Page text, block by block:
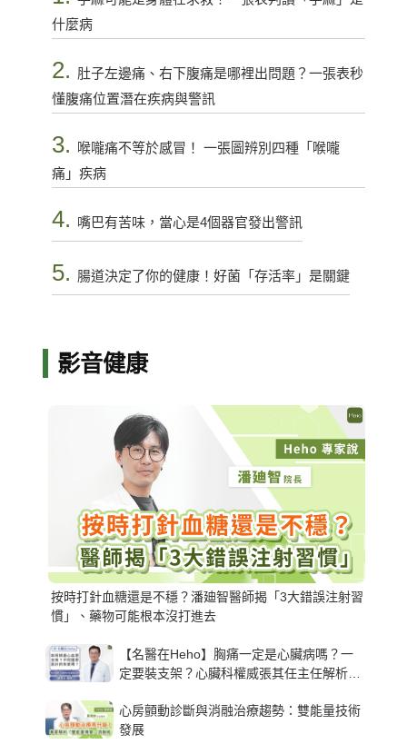
什麼病
2. 肚子左邊痛、右下腹痛是哪裡出問題？一張表秒
懂腹痛位置潛在疾病與警訊
3.
喉嚨痛不等於感冒！ 一張圖辨別四種「喉嚨
痛」疾病
4. 嘴巴有苦味，當心是4個器官發出警訊
5. 腸道決定了你的健康！好菌「存活率」是關鍵
影音健康
按時打針血糖還是不穩？潘廸智醫師揭「3大錯誤注射習
慣」、藥物可能根本沒打進去
【名醫在Heho】胸痛一定是心臟病嗎？一
定要裝支架？心臟科權威張其任主任解析支
心房顫動診斷與消融治療趨勢：雙能量技術
發展